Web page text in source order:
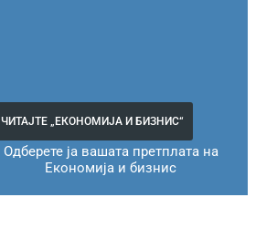
ЧИТАЈТЕ „ЕКОНОМИЈА И БИЗНИС“
Одберете ја вашата претплата на
Економија и бизнис